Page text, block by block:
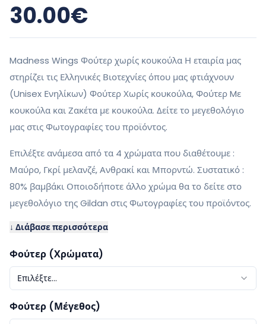
30.00€
Madness Wings Φούτερ χωρίς κουκούλα Η εταιρία μας
στηρίζει τις Ελληνικές Βιοτεχνίες όπου μας φτιάχνουν
(Unisex Ενηλίκων) Φούτερ Χωρίς κουκούλα, Φούτερ Mε
κουκούλα και Ζακέτα με κουκούλα. Δείτε το μεγεθολόγιο
μας στις Φωτογραφίες του προϊόντος.
Επιλέξτε ανάμεσα από τα 4 χρώματα που διαθέτουμε :
Μαύρο, Γκρί μελανζέ, Ανθρακί και Μπορντώ. Συστατικό :
80% βαμβάκι Οποιοδήποτε άλλο χρώμα θα το δείτε στο
μεγεθολόγιο της Gildan στις Φωτογραφίες του προϊόντος.
↓ Διάβασε περισσότερα
Φούτερ (Χρώματα)
Επιλέξτε...
Φούτερ (Μέγεθος)